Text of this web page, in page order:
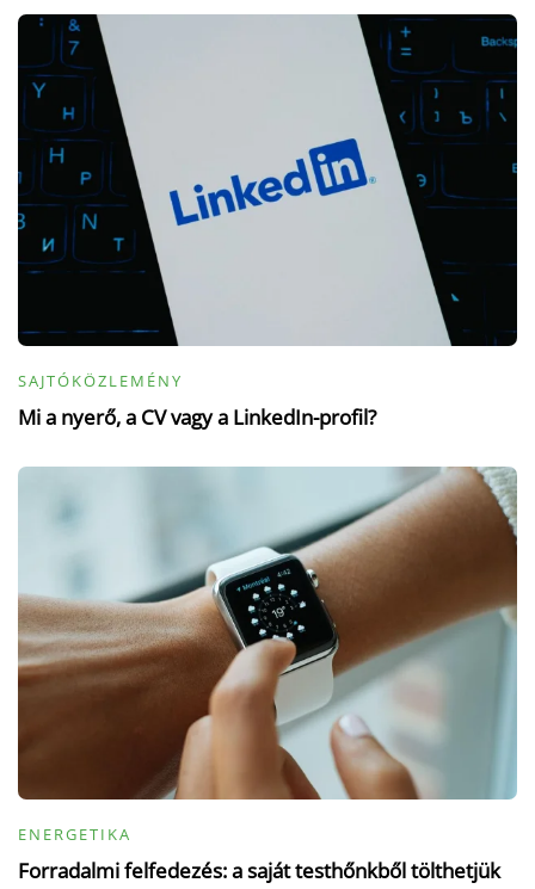
SAJTÓKÖZLEMÉNY
Mi a nyerő, a CV vagy a LinkedIn-profil?
ENERGETIKA
Forradalmi felfedezés: a saját testhőnkből tölthetjük